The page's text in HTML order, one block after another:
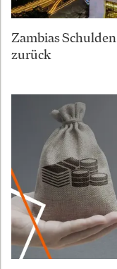
Zambias
zurück